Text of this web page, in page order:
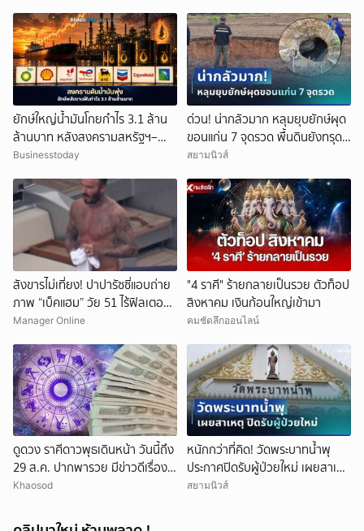
ยักษ์ใหญ่น้ำมันโกยกำไร 3.1 ล้าน
ล้านบาท หลังสงครามสหรัฐฯ–
อิหร่านดันราคาพลังงานพุ่ง
Businesstoday
ด่วน! น่ากลัวมาก หลุมยุบยักษ์ผุด
ขอนแก่น 7 จุดรวด พื้นดินยังทรุด
ไม่หยุด ชาวบ้านผวาหนัก
สยามนิวส์
สังขารไม่เที่ยง! ปาปารัซซี่แอบถ่าย
ภาพ “เบ็คแฮม” วัย 51 ไร้ฟิลเตอร์
เผยให้เห็นผมบาง-ศีรษะล้าน
Manager Online
"4 ราศี" ร้ายกลายเป็นรวย ตัวท็อป
สิงหาคม เงินก้อนใหญ่เข้ามา
คมชัดลึกออนไลน์
ดูดวง ราศีดาวพุธเดินหน้า วันนี้ถึง
29 ส.ค. ปากพารวย มีข่าวดีเรื่อง
เงิน-ค้าขาย
Khaosod
หนักกว่าที่คิด! วัดพระบาทน้ำพุ
ประกาศปิดรับผู้ป่วยใหม่ เผยสาเหตุ
สุดสะเทือนใจ
สยามนิวส์